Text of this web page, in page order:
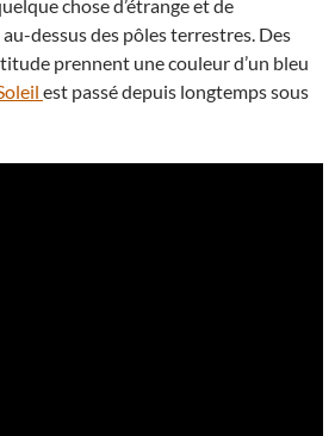
chose d’étrange et de
dessus des pôles terrestres. Des
prennent une couleur d’un bleu
est passé depuis longtemps sous